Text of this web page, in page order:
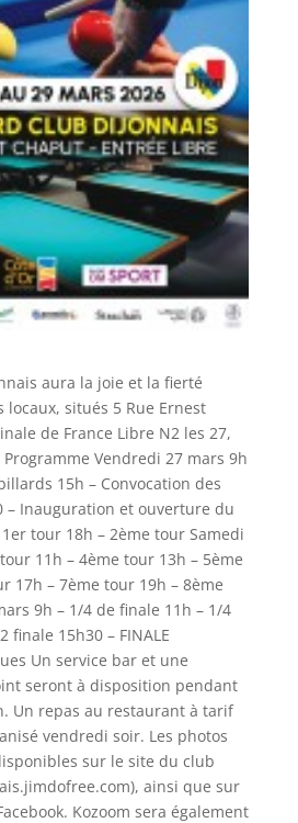
aura la joie et la fierté
locaux, situés 5 Rue Ernest
de France Libre N2 les 27,
Vendredi 27 mars 9h
15h – Convocation des
– Inauguration et ouverture du
tour 18h – 2ème tour Samedi
11h – 4ème tour 13h – 5ème
17h – 7ème tour 19h – 8ème
9h – 1/4 de finale 11h – 1/4
finale 15h30 – FINALE
Un service bar et une
seront à disposition pendant
Un repas au restaurant à tarif
vendredi soir. Les photos
sur le site du club
ainsi que sur
Kozoom sera également